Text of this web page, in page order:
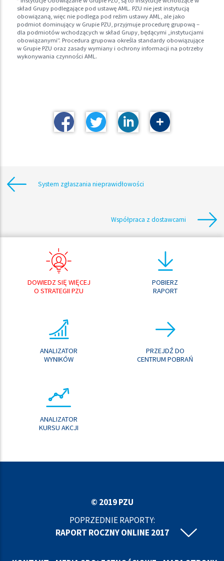
skład Grupy podlegające pod ustawę AML. PZU nie jest instytucją
obowiązaną, więc nie podlega pod reżim ustawy AML, ale jako
podmiot dominujący w Grupie PZU, przyjmuje procedurę grupową –
dla podmiotów wchodzących w skład Grupy, będącymi „instytucjami
obowiązanymi”. Procedura grupowa określa standardy obowiązujące
w Grupie PZU oraz zasady wymiany i ochrony informacji na potrzeby
wykonywania czynności AML.
System zgłaszania nieprawidłowości
Współpraca z dostawcami
DOWIEDZ SIĘ WIĘCEJ
O STRATEGII PZU
POBIERZ
RAPORT
ANALIZATOR
WYNIKÓW
PRZEJDŹ DO
CENTRUM POBRAŃ
ANALIZATOR
KURSU AKCJI
© 2019 PZU
POPRZEDNIE RAPORTY:
RAPORT ROCZNY ONLINE 2017
RAPORT ROCZNY ONLINE 2015